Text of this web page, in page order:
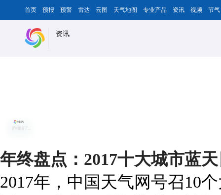
首页 预报 预警 雷达 云图 天气地图 专业产品 资讯 视频 节气
资讯
年终盘点：2017十大城市蓝
2017年，中国天气网号召10